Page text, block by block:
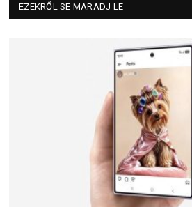
EZEKRŐL SE MARADJ LE